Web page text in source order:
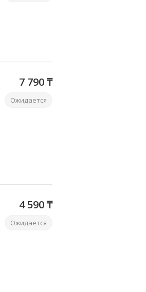
7 790 ₸
Ожидается
4 590 ₸
Ожидается